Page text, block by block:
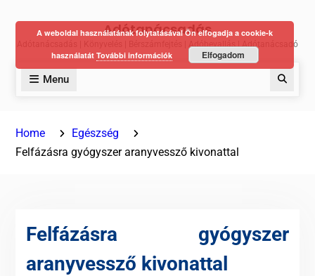
Adótanácsadás
Adótanácsadás | Könyvelés | Bérszámfejtés | Adóbevallás | Adótanácsadó
Menu
Home
Egészség
Felfázásra gyógyszer aranyvessző kivonattal
Felfázásra gyógyszer
aranyvessző kivonattal
A weboldal használatának folytatásával Ön elfogadja a cookie-k
használatát További információk Elfogadom